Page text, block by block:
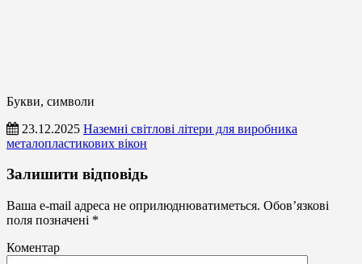
Букви, символи
23.12.2025 Наземні світлові літери для виробника
металопластикових вікон
Букви,
Залишити відповідь
Ваша e-mail адреса не оприлюднюватиметься. Обов’язкові
поля позначені *
Коментар